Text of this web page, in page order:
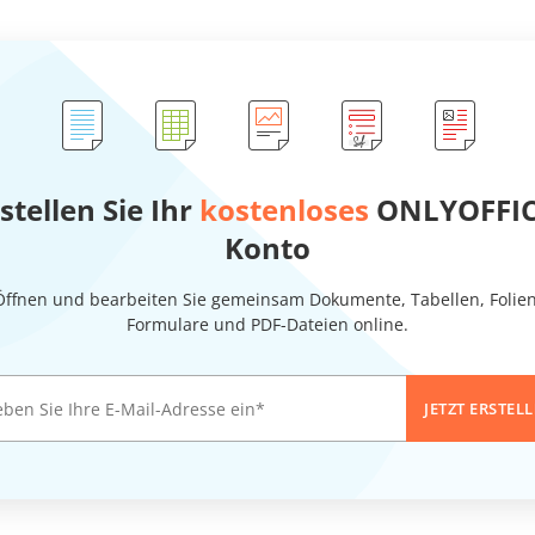
Sie Ihr kostenloses
Konto
und bearbeiten Sie gemeinsam Dokumente, Tabellen,
Formulare und PDF-Dateien online.
JETZT